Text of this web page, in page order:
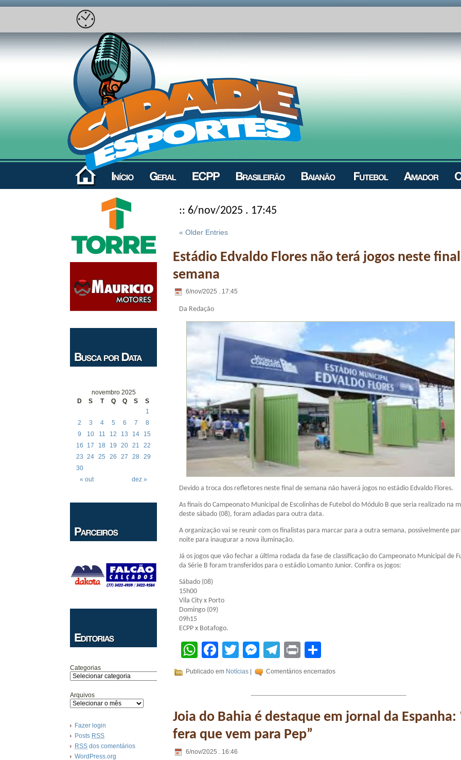
novembro 2025
D
S T Q Q S S
« out dez »
1
2
3 4 5 6 7
8
9
10 11 12 13 14
15
16
17 18 19 20 21
22
23 24 25 26 27 28
29
30
Categorias
Arquivos
Fazer login
Posts RSS
RSS dos comentários
WordPress.org
:: 6/nov/2025 . 17:45
« Older Entries
Estádio Edvaldo Flores não terá jogos neste
semana
6/nov/2025 . 17:45
Da Redação
Devido a troca dos refletores neste final de semana não haverá jogos no estádio Edvaldo Flores.
As finais do Campeonato Municipal de Escolinhas de Futebol do Módulo B que seria realizado na
deste sábado (08), foram adiadas para outra data.
A organização vai se reunir com os finalistas para marcar para a outra semana, possivelmente
noite para inaugurar a nova iluminação.
Já os jogos que vão fechar a última rodada da fase de classificação do Campeonato Municipal de
da Série B foram transferidos para o estádio Lomanto Junior. Confira os jogos:
Sábado (08)
15h00
Vila City x Porto
Domingo (09)
09h15
ECPP x Botafogo.
WhatsApp
Facebook
TwitterMessenger
Telegram
Print
Publicado em Notícias Comentários encerrados
Joia do Bahia é destaque em jornal da Espanha:
fera que vem para Pep”
6/nov/2025 . 16:46